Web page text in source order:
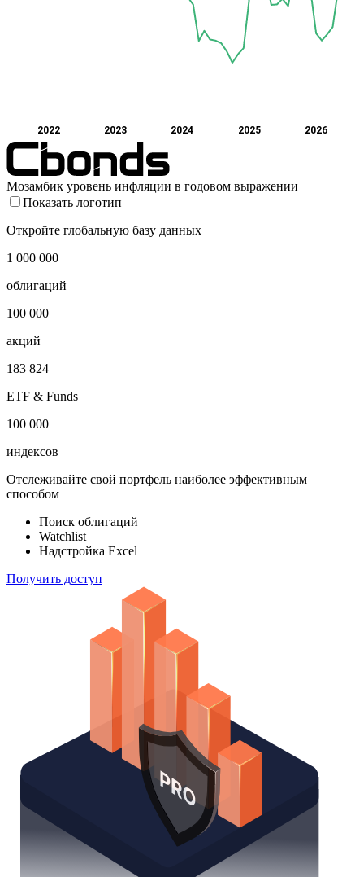
2022 2023 2024 2025 2026
Мозамбик уровень инфляции в годовом выражении
Показать логотип
Откройте глобальную базу данных
1 000 000
облигаций
100 000
акций
183 824
ETF & Funds
100 000
индексов
Отслеживайте свой портфель наиболее эффективным
способом
Поиск облигаций
Watchlist
Надстройка Excel
Получить доступ